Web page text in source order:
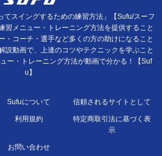
てスイングするための練習方法」【Sufu/スーフ
習メニュー・トレーニング方法を提供すること
・コーチ・選手など多くの方の助けになること
説動画で、上達のコツやテクニックを学ぶこと
ー・トレーニング方法が動画で分かる！【Suf
u】
Sufuについて 信頼されるサイトとして
利用規約
特定商取引法に基づく表
示
お問い合わせ